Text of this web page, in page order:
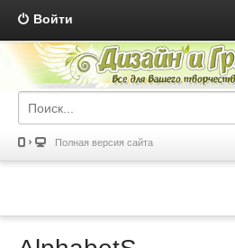
Войти
Полная версия сайта